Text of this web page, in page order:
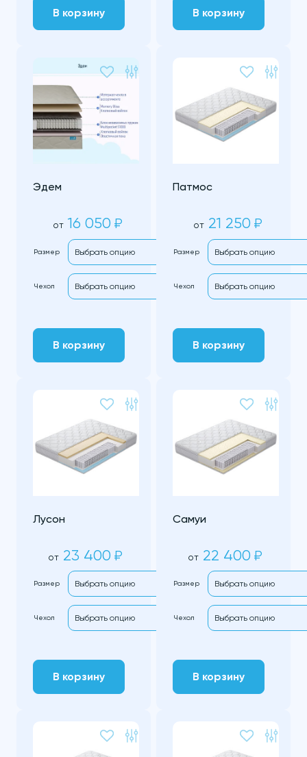
В корзину В корзину
Эдем
от 16 050 ₽
Размер
Чехол
В корзину
Патмос
от 21 250 ₽
Размер
Чехол
В корзину
Лусон
от 23 400 ₽
Размер
Чехол
В корзину
Самуи
от 22 400 ₽
Размер
Чехол
В корзину